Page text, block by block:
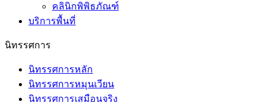
คลินิกพิพิธภัณฑ์
บริการพื้นที่
นิทรรศการ
นิทรรศการหลัก
นิทรรศการหมุนเวียน
นิทรรศการเสมือนจริง